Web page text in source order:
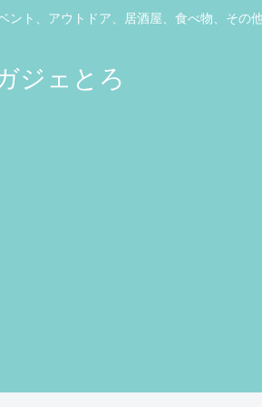
ト、アウトドア、居酒屋、食べ物、その
ジェとろ